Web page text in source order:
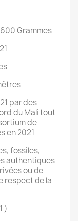
Grammes
par des
du Mali tout
de
en 2021
fossiles,
authentiques
ou de
respect de la
)